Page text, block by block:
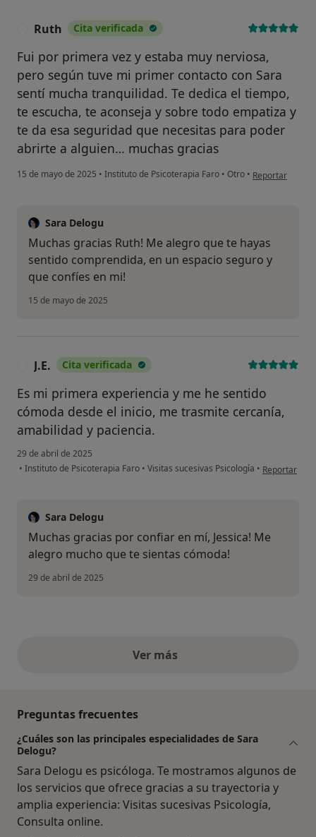
Ruth Cita verificada
Fui por primera vez y estaba muy nerviosa,
pero según tuve mi primer contacto con Sara
sentí mucha tranquilidad. Te dedica el tiempo,
te escucha, te aconseja y sobre todo empatiza y
te da esa seguridad que necesitas para poder
abrirte a alguien… muchas gracias
15 de mayo de 2025 • Instituto de Psicoterapia Faro • Otro • en opinión del
Reportar
Sara Delogu
Muchas gracias Ruth! Me alegro que te hayas
sentido comprendida, en un espacio seguro y
que confíes en mi!
15 de mayo de 2025
J.E. Cita verificada
Es mi primera experiencia y me he sentido
cómoda desde el inicio, me trasmite cercanía,
amabilidad y paciencia.
29 de abril de 2025
• Instituto de Psicoterapia Faro • Visitas sucesivas Psicología • en opinión
Reportar
Sara Delogu
Muchas gracias por confiar en mí, Jessica! Me
alegro mucho que te sientas cómoda!
29 de abril de 2025
Ver másopiniones anteriores
Preguntas frecuentes
¿Cuáles son las principales especialidades de Sara
Delogu?
Sara Delogu es psicóloga. Te mostramos algunos de
los servicios que ofrece gracias a su trayectoria y
amplia experiencia: Visitas sucesivas Psicología,
Consulta online.